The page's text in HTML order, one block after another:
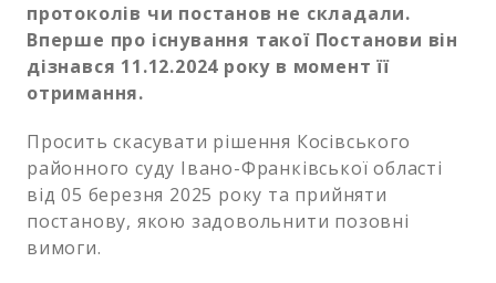
протоколів чи постанов не складали.
Вперше про існування такої Постанови він
дізнався 11.12.2024 року в момент її
отримання.
Просить скасувати рішення Косівського
районного суду Івано-Франківської області
від 05 березня 2025 року та прийняти
постанову, якою задовольнити позовні
вимоги.